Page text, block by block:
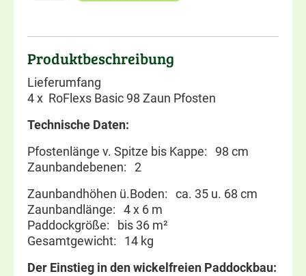
Produktbeschreibung
Lieferumfang
4 x RoFlexs Basic 98 Zaun Pfosten
Technische Daten:
Pfostenlänge v. Spitze bis Kappe: 98 cm
Zaunbandebenen: 2
Zaunbandhöhen ü.Boden: ca. 35 u. 68 cm
Zaunbandlänge: 4 x 6 m
Paddockgröße: bis 36 m²
Gesamtgewicht: 14 kg
Der Einstieg in den wickelfreien Paddockbau: